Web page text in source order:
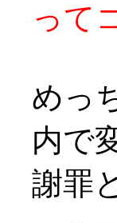
って
めっ
内で
謝罪